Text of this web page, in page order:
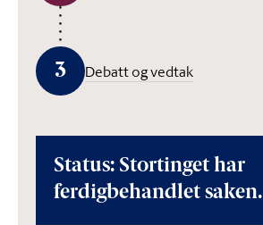
3 Debatt og vedtak
Status: Stortinget har
ferdigbehandlet saken.